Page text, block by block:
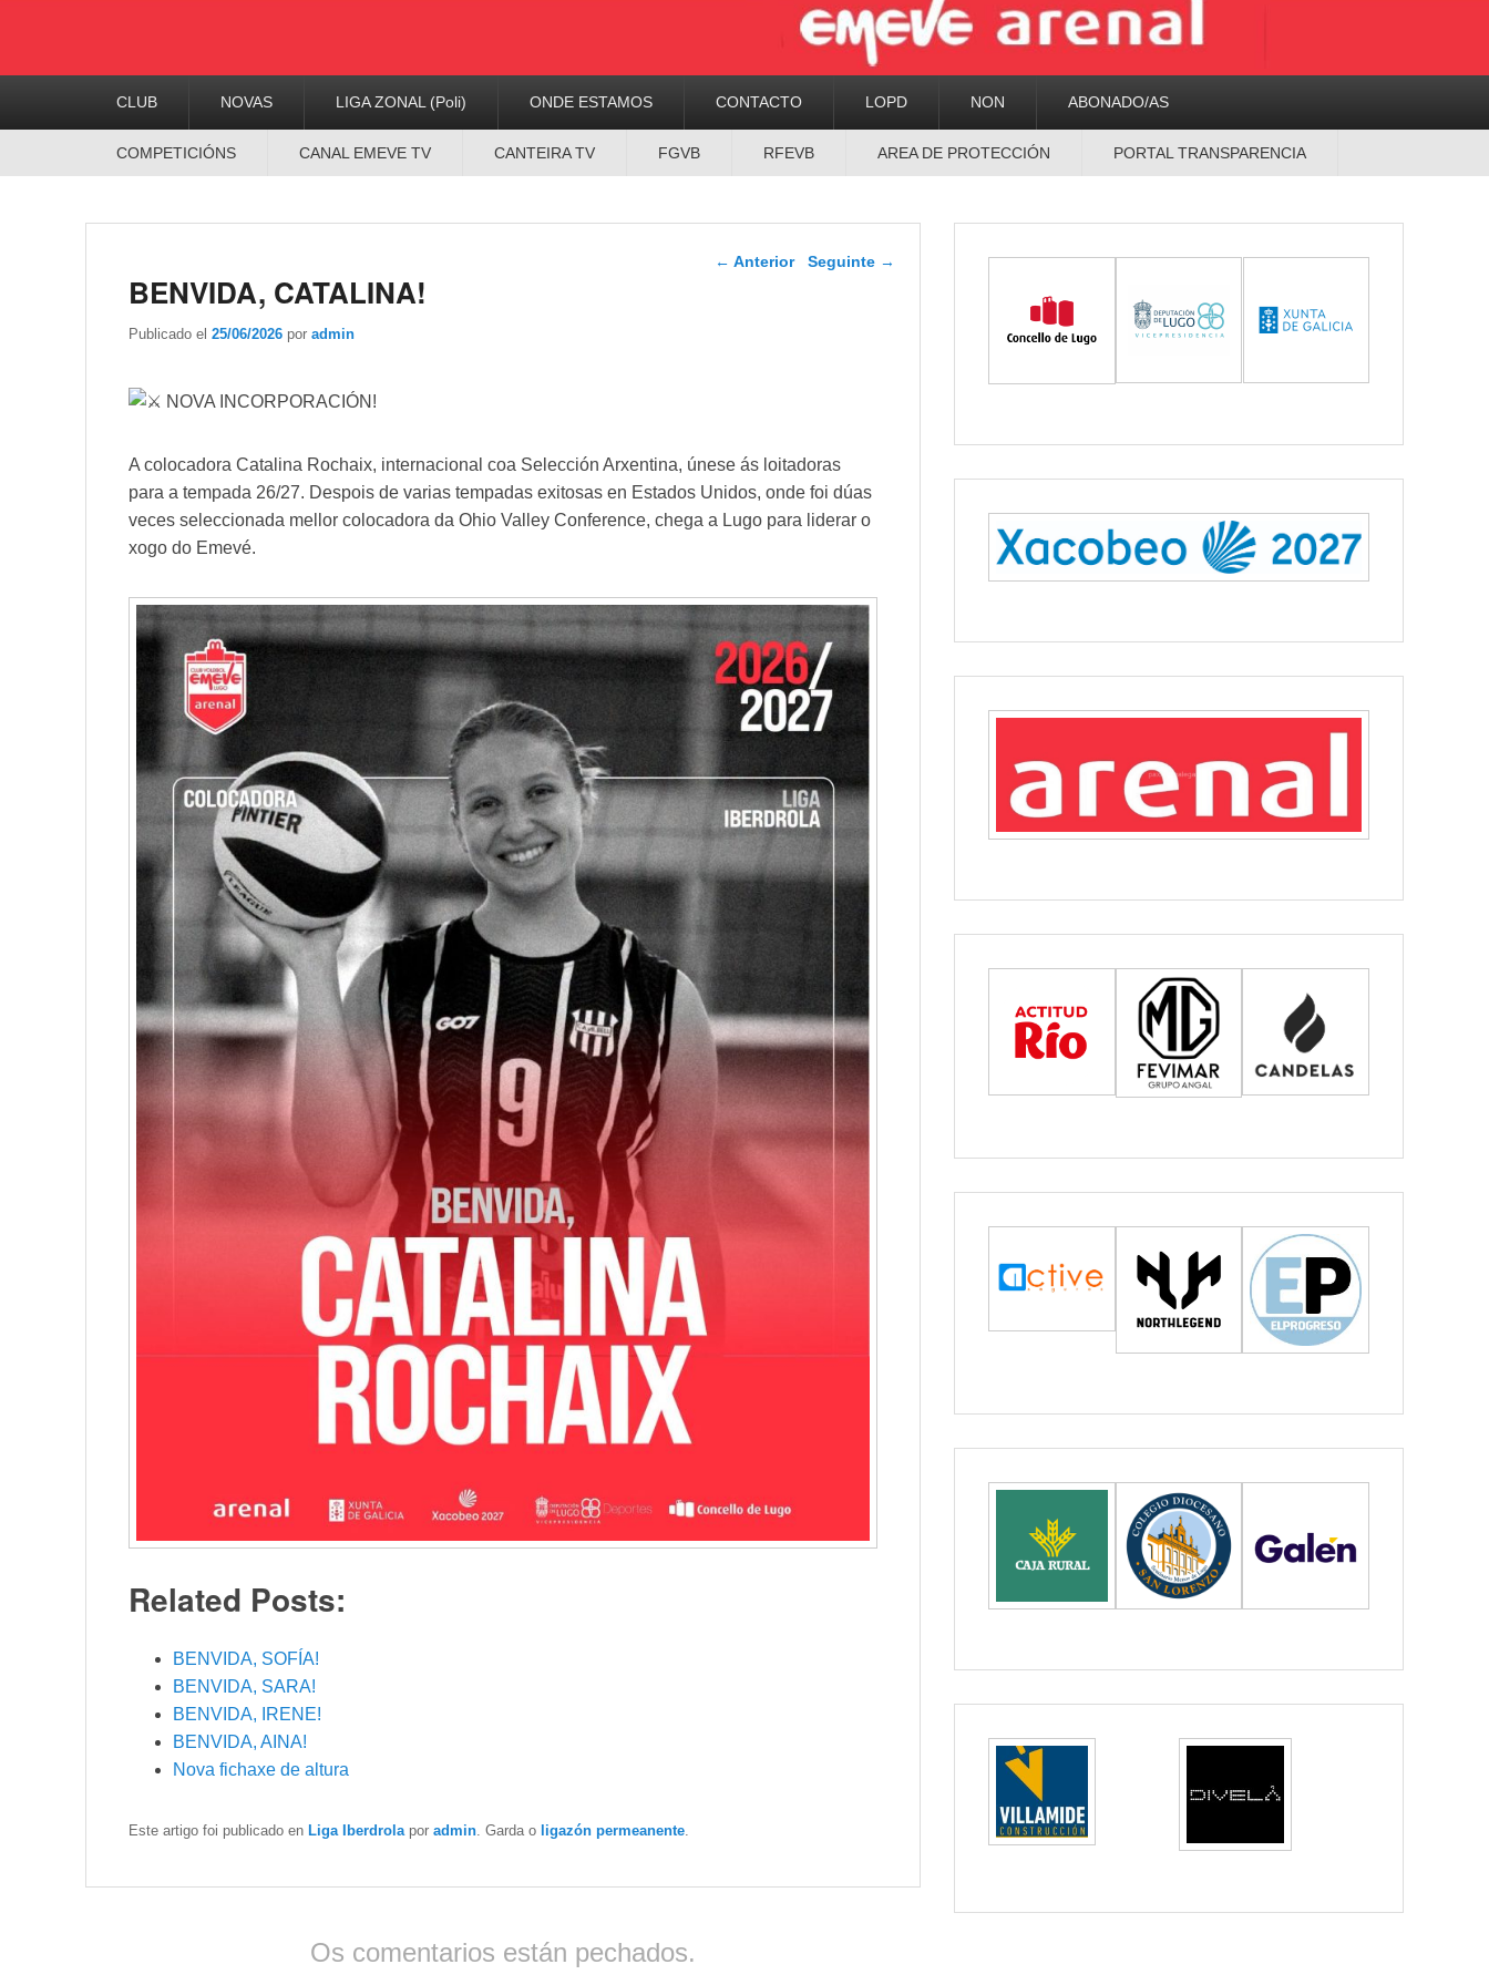
CLUB NOVAS LIGA ZONAL (Poli) ONDE ESTAMOS CONTACTO LOPD NON ABONADO/AS
COMPETICIÓNS CANAL EMEVE TV CANTEIRA TV FGVB RFEVB AREA DE PROTECCIÓN PORTAL TRANSPARENCIA
Navegador de artigos
← Anterior Seguinte →
BENVIDA, CATALINA!
Publicado el 25/06/2026 por admin
NOVA INCORPORACIÓN!
A colocadora Catalina Rochaix, internacional coa Selección Arxentina, únese ás loitadoras
para a tempada 26/27. Despois de varias tempadas exitosas en Estados Unidos, onde foi dúas
veces seleccionada mellor colocadora da Ohio Valley Conference, chega a Lugo para liderar o
xogo do Emevé.
Related Posts:
BENVIDA, SOFÍA!
BENVIDA, SARA!
BENVIDA, IRENE!
BENVIDA, AINA!
Nova fichaxe de altura
Este artigo foi publicado en Liga Iberdrola por admin . Garda o ligazón permeanente
Os comentarios están pechados.